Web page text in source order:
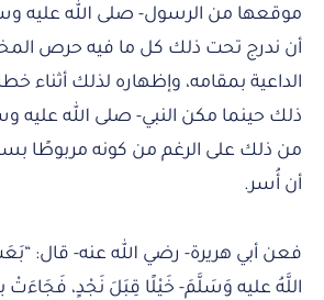
موقعها من الرسول- صلى الله عليه
أن ندرج تحت ذلك كل ما فيه حرص
الداعية بمقامه، وإظهاره لذلك أثناء
ذلك حينما مكن النبي- صلى الله عليه
من ذلك على الرغم من كونه مربوطًا
أن أُسر.
فعن أبي هريرة- رضي الله عنه- قال:
اللَّهُ عليه وَسَلَّمَ- خَيْلًا قِبَلَ نَجْدٍ، فَجَاءَتْ